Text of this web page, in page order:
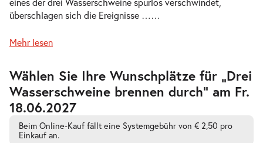
Drei Wasserschweine brennen durch
10:30–11:45 Uhr
Tickets
eines der drei Wasserschweine spurlos verschwindet,
überschlagen sich die Ereignisse … …
Mehr lesen
Wählen Sie Ihre Wunschplätze für „Drei
Wasserschweine brennen durch” am Fr.
18.06.2027
Beim Online-Kauf fällt eine Systemgebühr von € 2,50 pro
Einkauf an.
Zur
barrierefreien
automatischen
Bestplatzwahl